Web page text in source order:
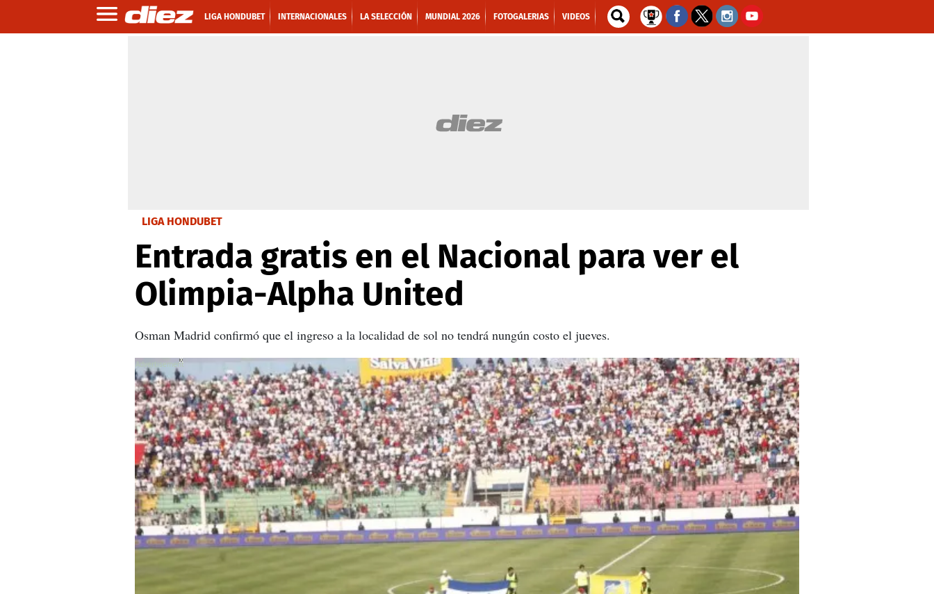
LIGA HONDUBET INTERNACIONALES LA SELECCIÓN MUNDIAL 2026 FOTOGALERIAS VIDEOS
LIGA HONDUBET
Entrada gratis en el Nacional para ver el
Olimpia-Alpha United
Osman Madrid confirmó que el ingreso a la localidad de sol no tendrá nungún costo el jueves.
X